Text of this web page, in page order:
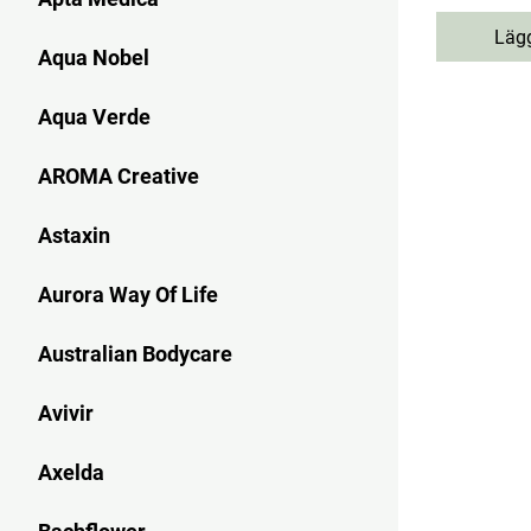
Aqua Nobel
Aqua Verde
AROMA Creative
Astaxin
Aurora Way Of Life
Australian Bodycare
Avivir
Axelda